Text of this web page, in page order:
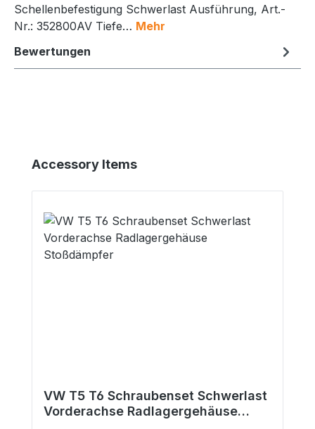
Schellenbefestigung Schwerlast Ausführung, Art.-
Nr.: 352800AV Tiefe… Mehr
Bewertungen
Produktgalerie überspringen
Accessory Items
VW T5 T6 Schraubenset Schwerlast
Vorderachse Radlagergehäuse